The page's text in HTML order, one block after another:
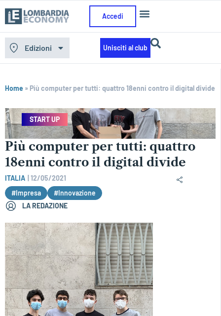
Accedi
Edizioni Unisciti al club
Home » Più computer per tutti: quattro 18enni contro il digital divide
START UP
Più computer per tutti: quattro
18enni contro il digital divide
ITALIA
12/05/2021
#Impresa
#Innovazione
LA REDAZIONE